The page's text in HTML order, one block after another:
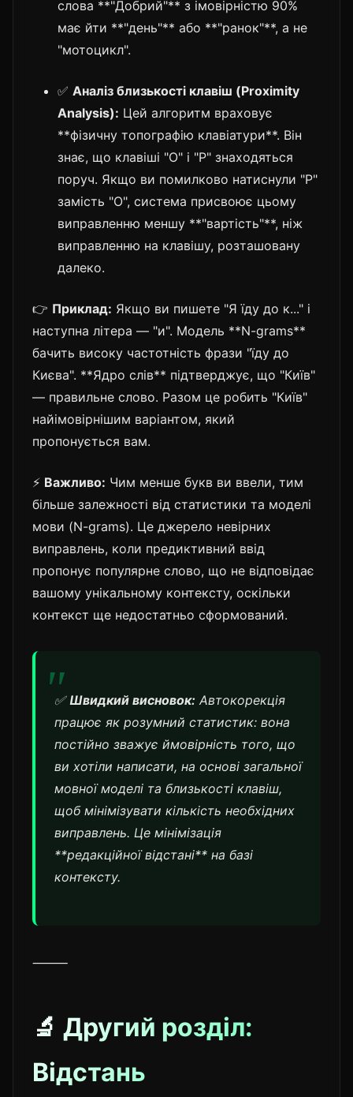
слова **"Добрий"** з імовірністю 90%
має йти **"день"** або **"ранок"**, а не
"мотоцикл".
✅ Аналіз близькості клавіш (Proximity
Analysis): Цей алгоритм враховує
**фізичну топографію клавіатури**. Він
знає, що клавіші "О" і "Р" знаходяться
поруч. Якщо ви помилково натиснули "Р"
замість "О", система присвоює цьому
виправленню меншу **"вартість"**, ніж
виправленню на клавішу, розташовану
далеко.
👉 Приклад: Якщо ви пишете "Я їду до к..." і
наступна літера — "и". Модель **N-grams**
бачить високу частотність фрази "їду до
Києва". **Ядро слів** підтверджує, що "Київ"
— правильне слово. Разом це робить "Київ"
найімовірнішим варіантом, який
пропонується вам.
⚡ Важливо: Чим менше букв ви ввели, тим
більше залежності від статистики та моделі
мови (N-grams). Це джерело невірних
виправлень, коли предиктивний ввід
пропонує популярне слово, що не відповідає
вашому унікальному контексту, оскільки
контекст ще недостатньо сформований.
✅Швидкий висновок: Автокорекція
працює як розумний статистик: вона
постійно зважує ймовірність того, що
ви хотіли написати, на основі загальної
мовної моделі та близькості клавіш,
щоб мінімізувати кількість необхідних
виправлень. Це мінімізація
**редакційної відстані** на базі
контексту.
⸻
🔬 Другий розділ:
Відстань